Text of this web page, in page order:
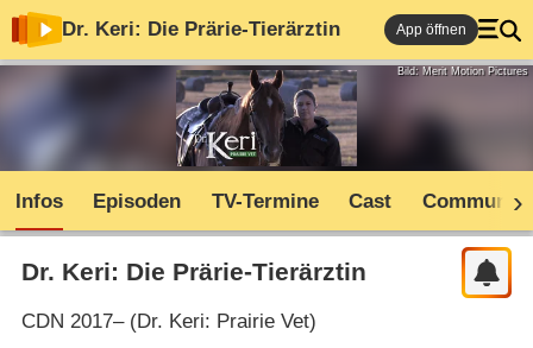
Dr. Keri: Die Prärie-Tierärztin App öffnen
Bild: Merit Motion Pictures
Infos Episoden TV-Termine Cast Community
Dr. Keri: Die Prärie-Tierärztin
CDN 2017– (Dr. Keri: Prairie Vet)